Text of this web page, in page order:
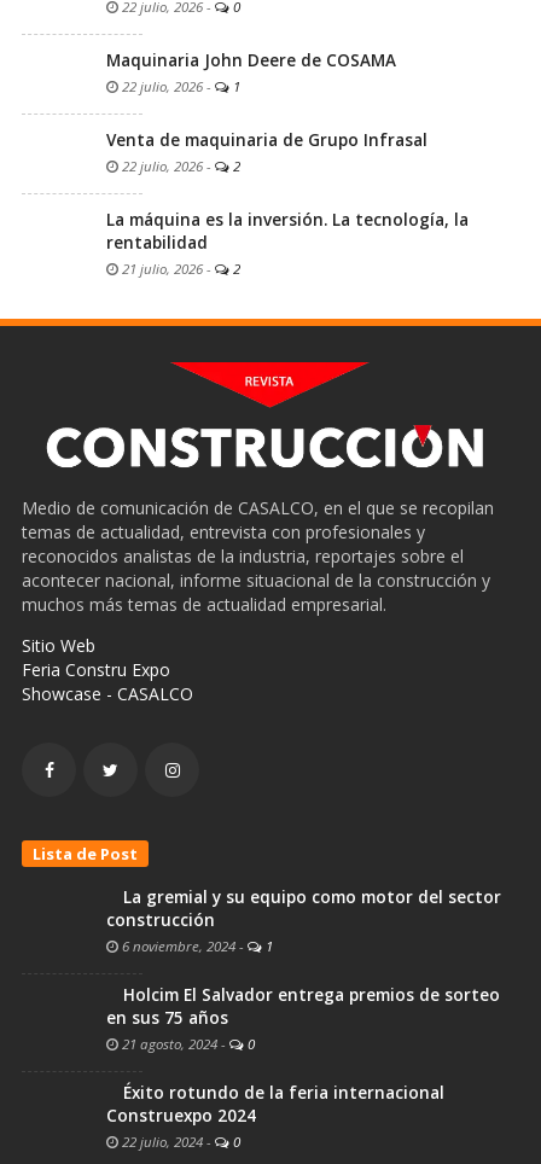
22 julio, 2026 - 0
Maquinaria John Deere de COSAMA
22 julio, 2026 - 1
Venta de maquinaria de Grupo Infrasal
22 julio, 2026 - 2
La máquina es la inversión. La tecnología, la
rentabilidad
21 julio, 2026 - 2
Medio de comunicación de CASALCO, en el que se recopilan
temas de actualidad, entrevista con profesionales y
reconocidos analistas de la industria, reportajes sobre el
acontecer nacional, informe situacional de la construcción y
muchos más temas de actualidad empresarial.
Sitio Web
Feria Constru Expo
Showcase - CASALCO
Lista de Post
La gremial y su equipo como motor del sector
construcción
6 noviembre, 2024 - 1
Holcim El Salvador entrega premios de sorteo
en sus 75 años
21 agosto, 2024 - 0
Éxito rotundo de la feria internacional
Construexpo 2024
22 julio, 2024 - 0